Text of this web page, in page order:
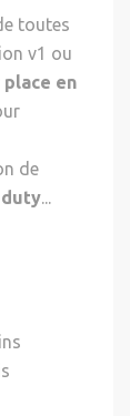
toutes
v1 ou
place en
de